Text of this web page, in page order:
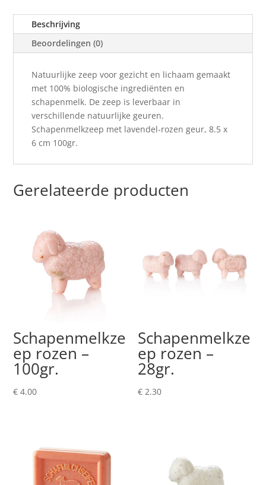
Beschrijving
Beoordelingen (0)
Natuurlijke zeep voor gezicht en lichaam gemaakt
met 100% biologische ingrediënten en
schapenmelk. De zeep is leverbaar in
verschillende natuurlijke geuren.
Schapenmelkzeep met lavendel-rozen geur, 8.5 x
6 cm 100gr.
Gerelateerde producten
Schapenmelkze
ep rozen –
100gr.
€ 4.00
Schapenmelkze
ep rozen –
28gr.
€ 2.30